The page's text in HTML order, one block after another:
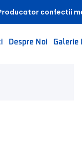
confectii
Despre Noi Galerie